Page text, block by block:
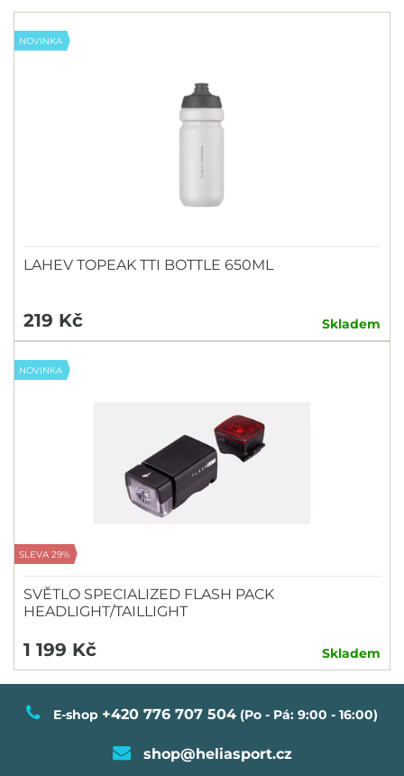
NOVINKA
LAHEV TOPEAK TTI BOTTLE 650ML
219 Kč Skladem
NOVINKA
SLEVA 29%
SVĚTLO SPECIALIZED FLASH PACK
HEADLIGHT/TAILLIGHT
1 199 Kč Skladem
E-shop +420 776 707 504 (Po - Pá: 9:00 - 16:00)
shop@heliasport.cz